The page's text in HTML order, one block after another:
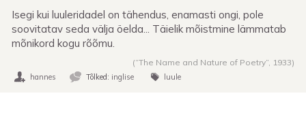
Isegi kui luuleridadel on tähendus, enamasti ongi, pole
soovitatav seda välja öelda... Täielik mõistmine lämmatab
mõnikord kogu rõõmu.
(“The Name and Nature of Poetry”, 1933)
hannes Tõlked: inglise luule